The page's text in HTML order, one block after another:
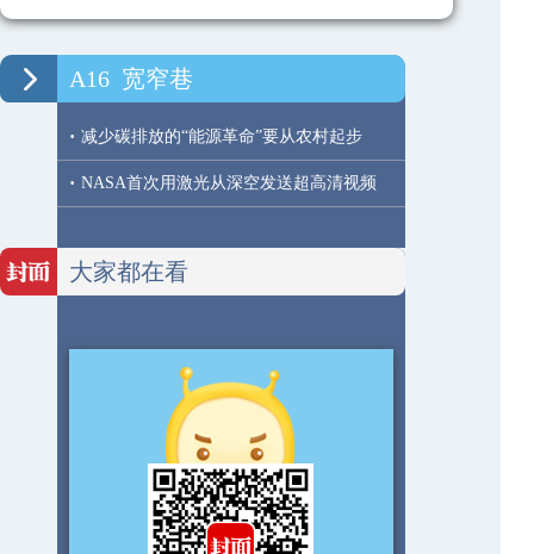
A16 宽窄巷
· 减少碳排放的“能源革命”要从农村起步
· NASA首次用激光从深空发送超高清视频
大家都在看